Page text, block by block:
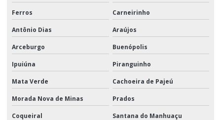
Ferros Carneirinho
Antônio Dias Araújos
Arceburgo Buenópolis
Ipuiúna Piranguinho
Mata Verde Cachoeira de Pajeú
Morada Nova de Minas Prados
Coqueiral Santana do Manhuaçu